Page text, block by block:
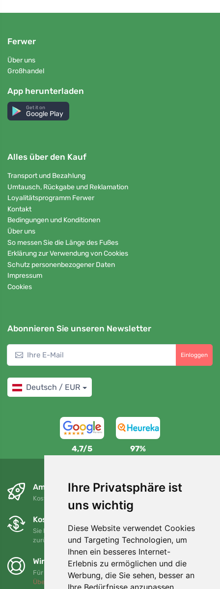
Ihre Privatsphäre ist
uns wichtig
Diese Website verwendet Cookies
und Targeting Technologien, um
Ihnen ein besseres Internet-
Erlebnis zu ermöglichen und die
Werbung, die Sie sehen, besser an
Ihre Bedürfnisse anzupassen.
Ferwer
Über uns
Großhandel
App herunterladen
Get it on
Google Play
Alles über den Kauf
Transport und Bezahlung
Umtausch, Rückgabe und Reklamation
Loyalitätsprogramm Ferwer
Kontakt
Bedingungen und Konditionen
Über uns
So messen Sie die Länge des Fußes
Erklärung zur Verwendung von Cookies
Schutz personenbezogener Daten
Impressum
Cookies
Abonnieren Sie unseren Newsletter
Einloggen
Deutsch / EUR
4,7/5 97%
Am nächsten Tag und kostenlos
Kostenloser Versand für Bestellungen über 80 EUR
Kostenloser Umtausch und Rückgabe
Sie können Ihre Bestellung jederzeit innerhalb von 90 Tagen
zurückgeben oder umtauschen.
Wir unterstützen Trees.org
Für jede Bestellung pflanzen wir einen Baum! Mehr lesen
Über uns